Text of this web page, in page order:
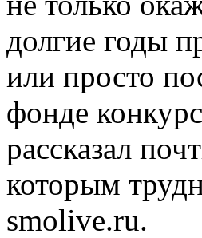
долгие годы
или просто
фонде
рассказал
которым
smolive.ru.